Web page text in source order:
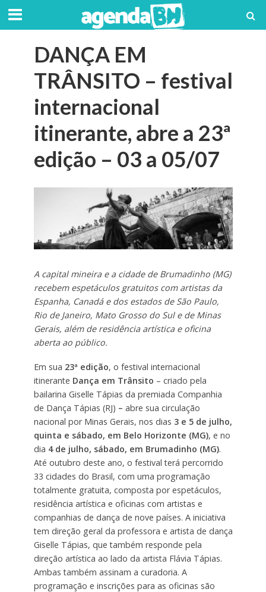
DANÇA EM
TRÂNSITO – festival
internacional
itinerante, abre a 23ª
edição – 03 a 05/07
A capital mineira e a cidade de Brumadinho (MG)
recebem espetáculos gratuitos com artistas da
Espanha, Canadá e dos estados de São Paulo,
Rio de Janeiro, Mato Grosso do Sul e de Minas
Gerais, além de residência artística e oficina
aberta ao público.
Em sua 23ª edição, o festival internacional
itinerante Dança em Trânsito – criado pela
bailarina Giselle Tápias da premiada Companhia
de Dança Tápias (RJ) – abre sua circulação
nacional por Minas Gerais, nos dias 3 e 5 de julho,
quinta e sábado, em Belo Horizonte (MG), e no
dia 4 de julho, sábado, em Brumadinho (MG).
Até outubro deste ano, o festival terá percorrido
33 cidades do Brasil, com uma programação
totalmente gratuita, composta por espetáculos,
residência artística e oficinas com artistas e
companhias de dança de nove países. A iniciativa
tem direção geral da professora e artista de dança
Giselle Tápias, que também responde pela
direção artística ao lado da artista Flávia Tápias.
Ambas também assinam a curadoria. A
programação e inscrições para as oficinas são